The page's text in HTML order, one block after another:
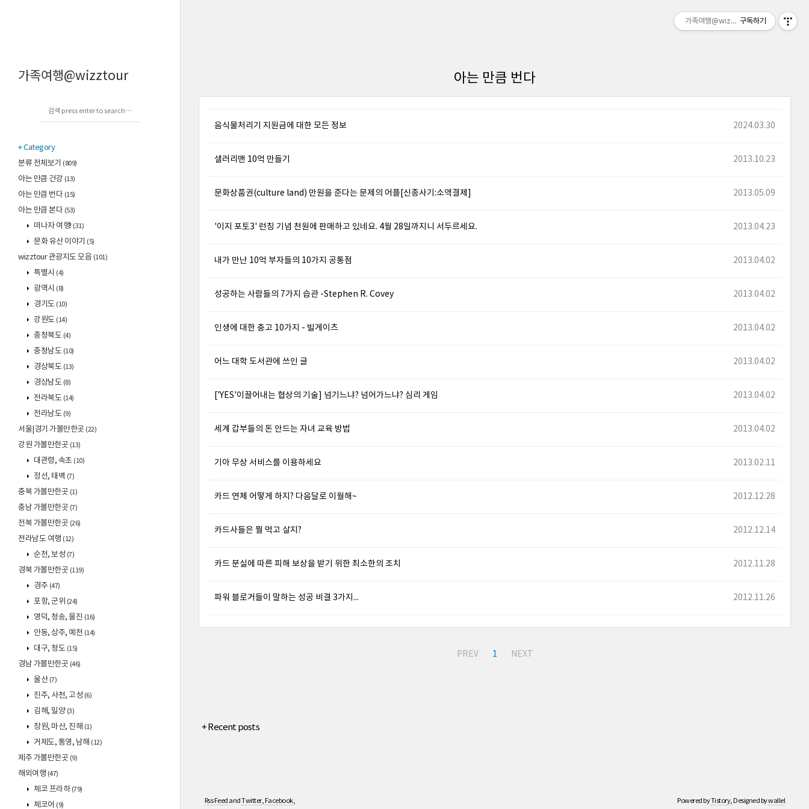
가족여행@wizztour
Category
분류 전체보기
(809)
아는 만큼 건강 (13)
아는 만큼 번다 (15)
아는 만큼 본다 (53)
떠나자 여행! (31)
문화 유산 이야기 (5)
wizztour 관광지도 모음 (101)
특별시 (4)
광역시 (8)
경기도 (10)
강원도 (14)
충청북도 (4)
충청남도 (10)
경상북도 (13)
경상남도 (8)
전라북도 (14)
전라남도 (9)
서울|경기 가볼만한곳 (22)
강원 가볼만한곳 (13)
대관령, 속초 (10)
정선, 태백 (7)
충북 가볼만한곳 (1)
충남 가볼만한곳 (7)
전북 가볼만한곳 (26)
전라남도 여행 (12)
순천, 보성 (7)
경북 가볼만한곳 (119)
경주 (47)
포항, 군위 (24)
영덕, 청송, 울진 (16)
안동, 상주, 예천 (14)
대구, 청도 (15)
경남 가볼만한곳 (46)
울산 (7)
진주, 사천, 고성 (6)
김해, 밀양 (3)
창원, 마산, 진해 (1)
거제도, 통영, 남해 (12)
제주 가볼만한곳 (9)
해외여행 (47)
체코 프라하 (79)
체코어 (9)
아는 만큼 번다
음식물처리기 지원금에 대한 모든 정보 2024.03.30
샐러리맨 10억 만들기 2013.10.23
문화상품권(culture land) 만원을 준다는 문제의 어플[신종사기:소액결제] 2013.05.09
'이지 포토3' 런칭 기념 천원에 판매하고 있네요. 4월 28일까지니 서두르세요. 2013.04.23
내가 만난 10억 부자들의 10가지 공통점 2013.04.02
성공하는 사람들의 7가지 습관 -Stephen R. Covey 2013.04.02
인생에 대한 충고 10가지 - 빌게이츠 2013.04.02
어느 대학 도서관에 쓰인 글 2013.04.02
['YES'이끌어내는 협상의 기술] 넘기느냐? 넘어가느냐? 심리 게임 2013.04.02
세계 갑부들의 돈 안드는 자녀 교육 방법 2013.04.02
기아 무상 서비스를 이용하세요 2013.02.11
카드 연체 어떻게 하지? 다음달로 이월해~ 2012.12.28
카드사들은 뭘 먹고 살지? 2012.12.14
카드 분실에 따른 피해 보상을 받기 위한 최소한의 조치 2012.11.28
파워 블로거들이 말하는 성공 비결 3가지... 2012.11.26
PREV 1 NEXT
+ Recent posts
Powered byTistory, Designed bywallel
Rss Feed andTwitter,Facebook,
가족여행@wizztour구독하기